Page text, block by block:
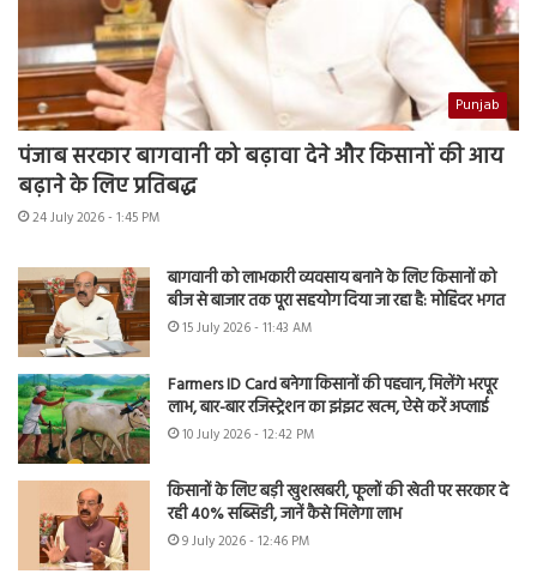
Punjab
पंजाब सरकार बागवानी को बढ़ावा देने और किसानों की आय
बढ़ाने के लिए प्रतिबद्ध
24 July 2026 - 1:45 PM
बागवानी को लाभकारी व्यवसाय बनाने के लिए किसानों को
बीज से बाजार तक पूरा सहयोग दिया जा रहा है: मोहिंदर भगत
15 July 2026 - 11:43 AM
Farmers ID Card बनेगा किसानों की पहचान, मिलेंगे भरपूर
लाभ, बार-बार रजिस्ट्रेशन का झंझट खत्म, ऐसे करें अप्लाई
10 July 2026 - 12:42 PM
किसानों के लिए बड़ी खुशखबरी, फूलों की खेती पर सरकार दे
रही 40% सब्सिडी, जानें कैसे मिलेगा लाभ
9 July 2026 - 12:46 PM